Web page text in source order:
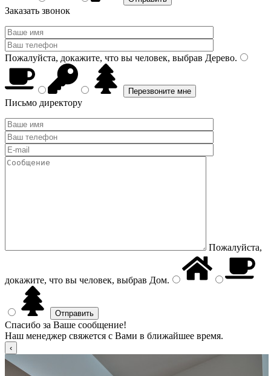
Заказать звонок
Пожалуйста, докажите, что вы человек, выбрав Дерево.
Письмо директору
Пожалуйста,
докажите, что вы человек, выбрав Дом.
Спасибо за Ваше сообщение!
Наш менеджер свяжется с Вами в ближайшее время.